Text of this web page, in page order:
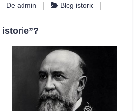
De admin
Blog istoric
istorie”?